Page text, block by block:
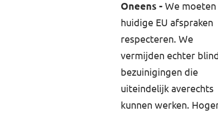
Oneens - We moeten
huidige EU afspraken
respecteren. We
vermijden echter
bezuinigingen die
uiteindelijk averechts
kunnen werken.